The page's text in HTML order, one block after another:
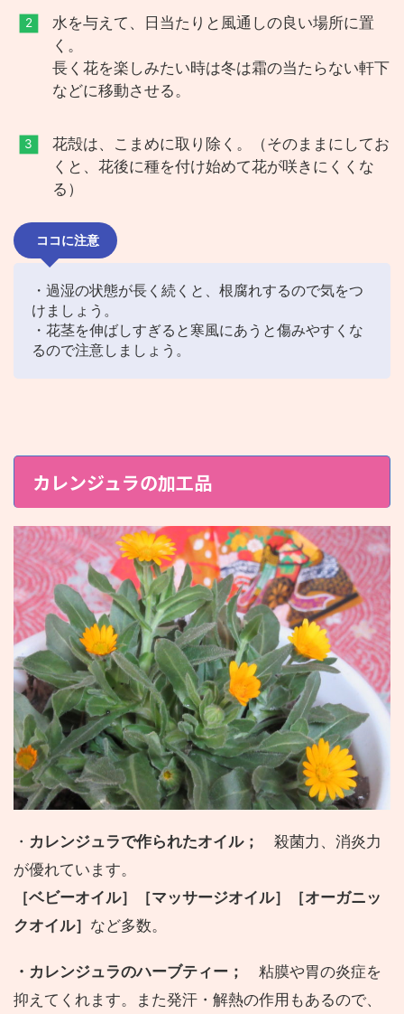
水を与えて、日当たりと風通しの良い場所に置
く。
長く花を楽しみたい時は冬は霜の当たらない軒下
などに移動させる。
花殻は、こまめに取り除く。（そのままにしてお
くと、花後に種を付け始めて花が咲きにくくな
る）
ココに注意
・過湿の状態が長く続くと、根腐れするので気をつ
けましょう。
・花茎を伸ばしすぎると寒風にあうと傷みやすくな
るので注意しましょう。
カレンジュラの加工品
・ カレンジュラで作られたオイル； 殺菌力、消炎力
が優れています。
［ベビーオイル］［マッサージオイル］［オーガニッ
クオイル］ など多数。
・カレンジュラのハーブティー； 粘膜や胃の炎症を
抑えてくれます。また発汗・解熱の作用もあるので、